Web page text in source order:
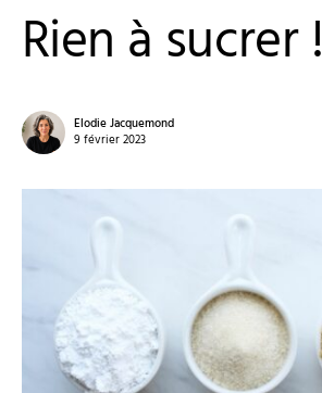
Rien à sucrer !
Elodie Jacquemond
9 février 2023